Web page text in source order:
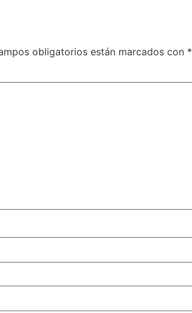
obligatorios están marcados con *